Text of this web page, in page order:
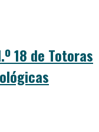
18 de Totoras